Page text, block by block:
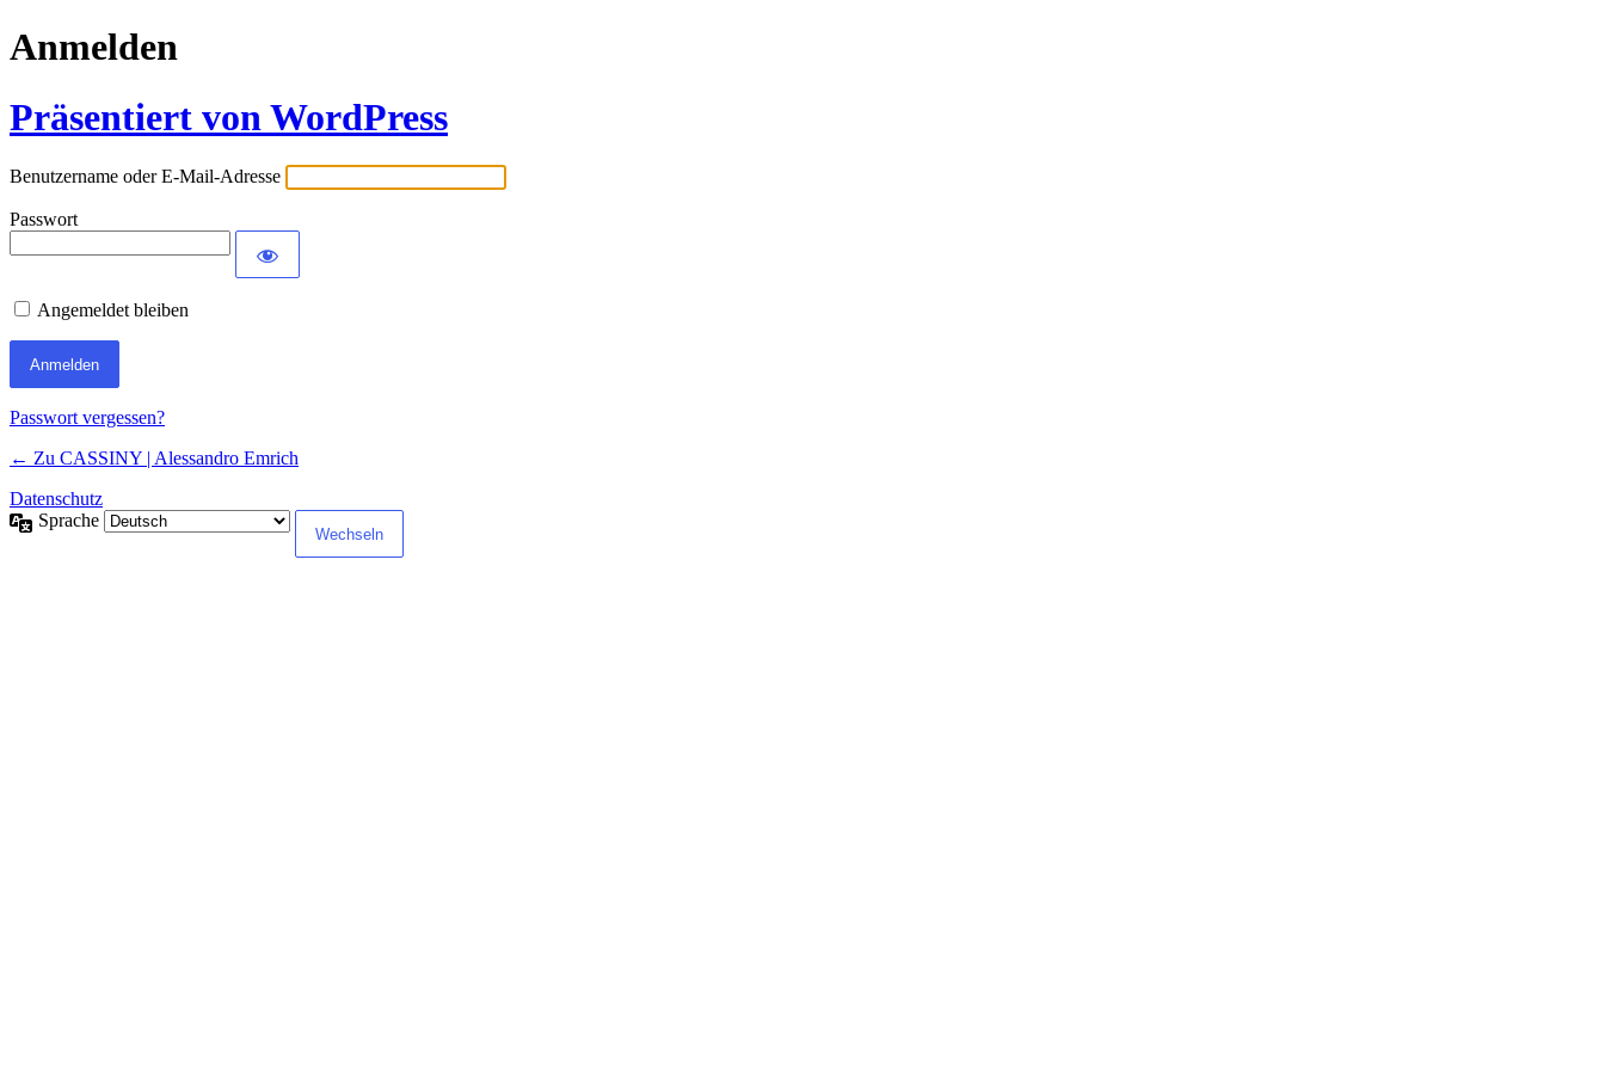
Anmelden
Präsentiert von WordPress
Benutzername oder E-Mail-Adresse
Passwort
Angemeldet bleiben
Passwort vergessen?
← Zu CASSINY | Alessandro Emrich
Datenschutz
Sprache